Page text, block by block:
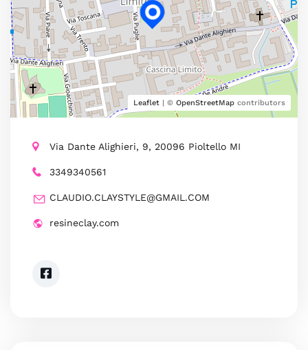
Leaflet | © OpenStreetMap contributors
Via Dante Alighieri, 9, 20096 Pioltello MI
3349340561
CLAUDIO.CLAYSTYLE@GMAIL.COM
resineclay.com